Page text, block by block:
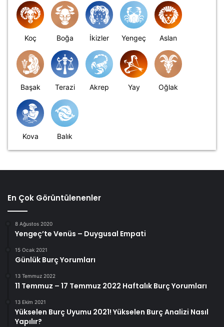
Koç Boğa İkizler Yengeç Aslan
Başak Terazi Akrep Yay Oğlak
Kova Balık
En Çok Görüntülenenler
8 Ağustos 2020
Yengeç’te Venüs – Duygusal Empati
15 Ocak 2021
Günlük Burç Yorumları
13 Temmuz 2022
11 Temmuz – 17 Temmuz 2022 Haftalık Burç Yorumları
13 Ekim 2021
Yükselen Burç Uyumu 2021! Yükselen Burç Analizi Nasıl
Yapılır?